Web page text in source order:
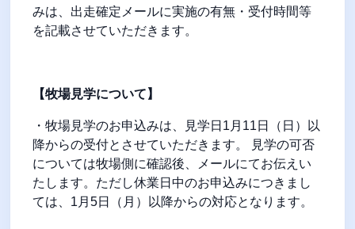
みは、出走確定メールに実施の有無・受付時間等
を記載させていただきます。
【牧場見学について】
・牧場見学のお申込みは、見学日 1 月 11 日（日）以
降からの受付とさせていただきます。 見学の可否
については牧場側に確認後、メールにてお伝えい
たします。ただし休業日中のお申込みにつきまし
ては、 1 月 5日（月）以降からの対応となります。